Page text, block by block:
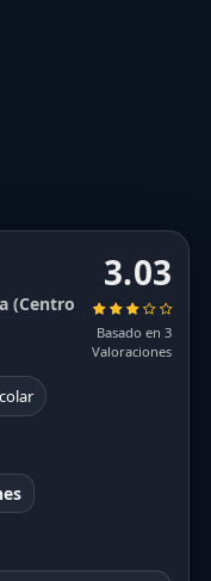
(Centro
3.03
Basado en 3
Valoraciones